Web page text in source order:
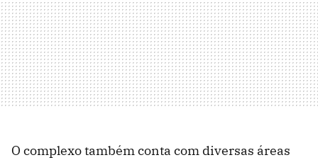
O complexo também conta com diversas áreas